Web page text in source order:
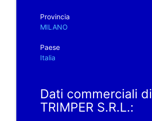
Provincia
MILANO
Paese
Italia
Dati commerciali di
TRIMPER S.R.L.: